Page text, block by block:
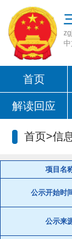
中
首页
解读回应
首页>信
项目名
公示开始时
公示来